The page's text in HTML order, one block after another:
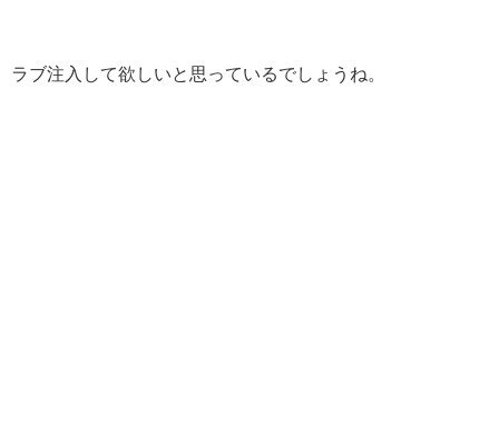
ラブ注入して欲しいと思っているでしょうね。